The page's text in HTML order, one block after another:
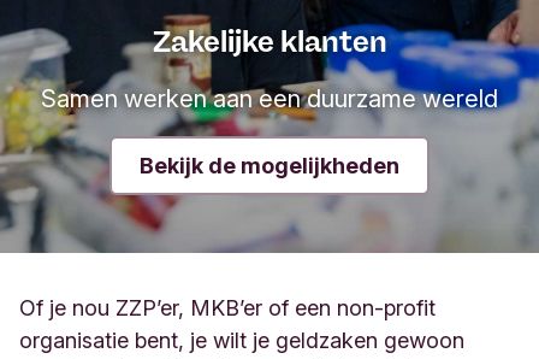
Zakelijke klanten
Samen werken aan een duurzame wereld
Bekijk de mogelijkheden
Of je nou ZZP’er, MKB’er of een non-profit
organisatie bent, je wilt je geldzaken gewoon